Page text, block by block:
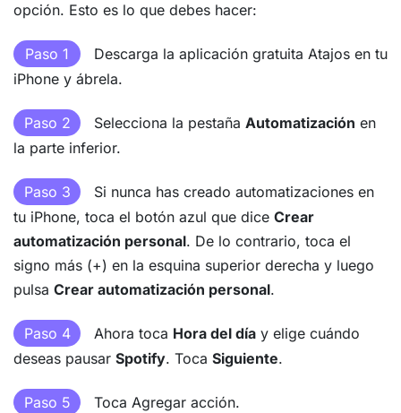
opción. Esto es lo que debes hacer:
Paso 1
Descarga la aplicación gratuita Atajos en tu
iPhone y ábrela.
Paso 2 Selecciona la pestaña Automatización en
la parte inferior.
Paso 3
Si nunca has creado automatizaciones en
tu iPhone, toca el botón azul que dice Crear
automatización personal. De lo contrario, toca el
signo más (+) en la esquina superior derecha y luego
pulsa Crear automatización personal.
Paso 4 Ahora toca Hora del día y elige cuándo
deseas pausar Spotify. Toca Siguiente.
Paso 5 Toca Agregar acción.